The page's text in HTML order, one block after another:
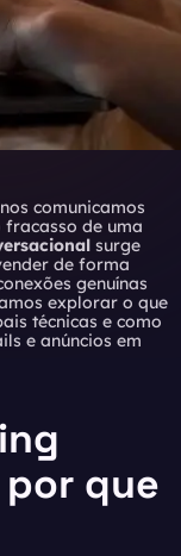
comunicamos
de uma
surge
de forma
genuínas
explorar o que
técnicas e como
e anúncios em
que